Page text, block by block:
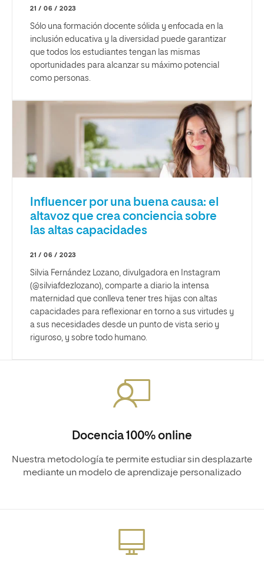
21 / 06 / 2023
Sólo una formación docente sólida y enfocada en la
inclusión educativa y la diversidad puede garantizar
que todos los estudiantes tengan las mismas
oportunidades para alcanzar su máximo potencial
como personas.
Influencer por una buena causa: el
altavoz que crea conciencia sobre
las altas capacidades
21 / 06 / 2023
Silvia Fernández Lozano, divulgadora en Instagram
(@silviafdezlozano), comparte a diario la intensa
maternidad que conlleva tener tres hijas con altas
capacidades para reflexionar en torno a sus virtudes y
a sus necesidades desde un punto de vista serio y
riguroso, y sobre todo humano.
Docencia 100% online
Nuestra metodología te permite estudiar sin desplazarte
mediante un modelo de aprendizaje personalizado